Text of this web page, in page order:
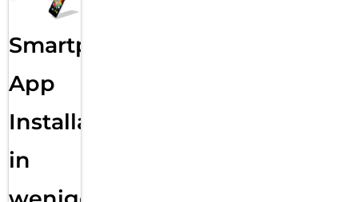
Smartphone
App
Installation
in